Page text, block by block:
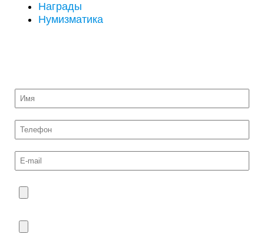
Награды
Нумизматика